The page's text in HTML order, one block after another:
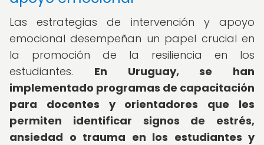
Las estrategias de intervención y apoyo
emocional desempeñan un papel crucial en
la promoción de la resiliencia en los
estudiantes. En Uruguay, se han
implementado programas de capacitación
para docentes y orientadores que les
permiten identificar signos de estrés,
ansiedad o trauma en los estudiantes y